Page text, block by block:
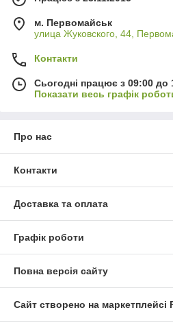
м. Первомайськ
улица Жуковского, 44,
Контакти
Сьогодні працює з 09:00 до
Показати весь графік
Про нас
Контакти
Доставка та оплата
Графік роботи
Повна версія сайту
Сайт створено на маркетплейсі